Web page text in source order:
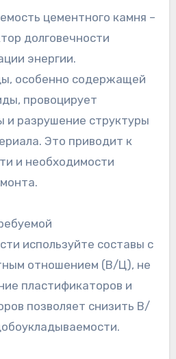
цементного камня –
долговечности
энергии.
особенно содержащей
провоцирует
и разрушение структуры
Это приводит к
и необходимости
используйте составы с
отношением (В/Ц), не
пластификаторов и
позволяет снизить В/